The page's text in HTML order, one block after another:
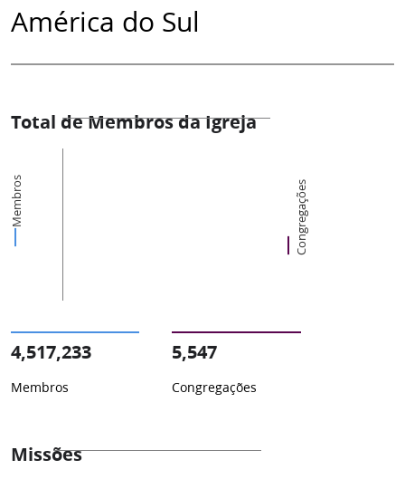
América do Sul
Total de Membros da Igreja
Membros Congregações
4,517,233
Membros
5,547
Congregações
Missões